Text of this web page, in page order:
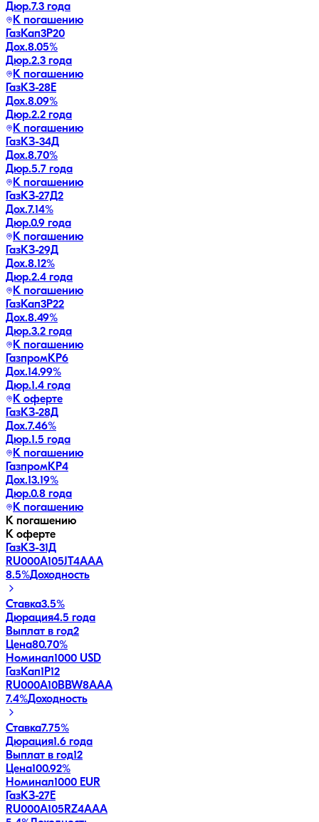
Дюр.7.3 года
К погашению
ГазКап3P20
Дох.8.05%
Дюр.2.3 года
К погашению
ГазКЗ-28Е
Дох.8.09%
Дюр.2.2 года
К погашению
ГазКЗ-34Д
Дох.8.70%
Дюр.5.7 года
К погашению
ГазКЗ-27Д2
Дох.7.14%
Дюр.0.9 года
К погашению
ГазКЗ-29Д
Дох.8.12%
Дюр.2.4 года
К погашению
ГазКап3P22
Дох.8.49%
Дюр.3.2 года
К погашению
ГазпромКP6
Дох.14.99%
Дюр.1.4 года
К оферте
ГазКЗ-28Д
Дох.7.46%
Дюр.1.5 года
К погашению
ГазпромКP4
Дох.13.19%
Дюр.0.8 года
К погашению
К погашению
К оферте
ГазКЗ-31Д
RU000A105JT4AAA
8.5%Доходность
Ставка3.5%
Дюрация4.5 года
Выплат в год2
Цена80.70%
Номинал1000 USD
ГазКап1P12
RU000A10BBW8AAA
7.4%Доходность
Ставка7.75%
Дюрация1.6 года
Выплат в год12
Цена100.92%
Номинал1000 EUR
ГазКЗ-27Е
RU000A105RZ4AAA